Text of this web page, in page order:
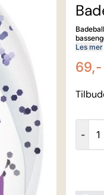
bassenget. NB! Pump inn kald luft for å unngå
Les mer
69,-
-